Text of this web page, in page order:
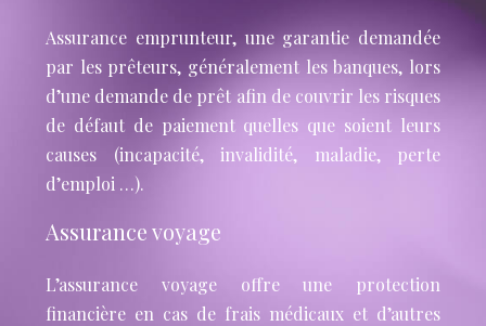
Assurance emprunteur, une garantie demandée
par les prêteurs, généralement les banques, lors
d’une demande de prêt afin de couvrir les risques
de défaut de paiement quelles que soient leurs
causes (incapacité, invalidité, maladie, perte
d’emploi …).
Assurance voyage
L’assurance voyage offre une protection
financière en cas de frais médicaux et d’autres